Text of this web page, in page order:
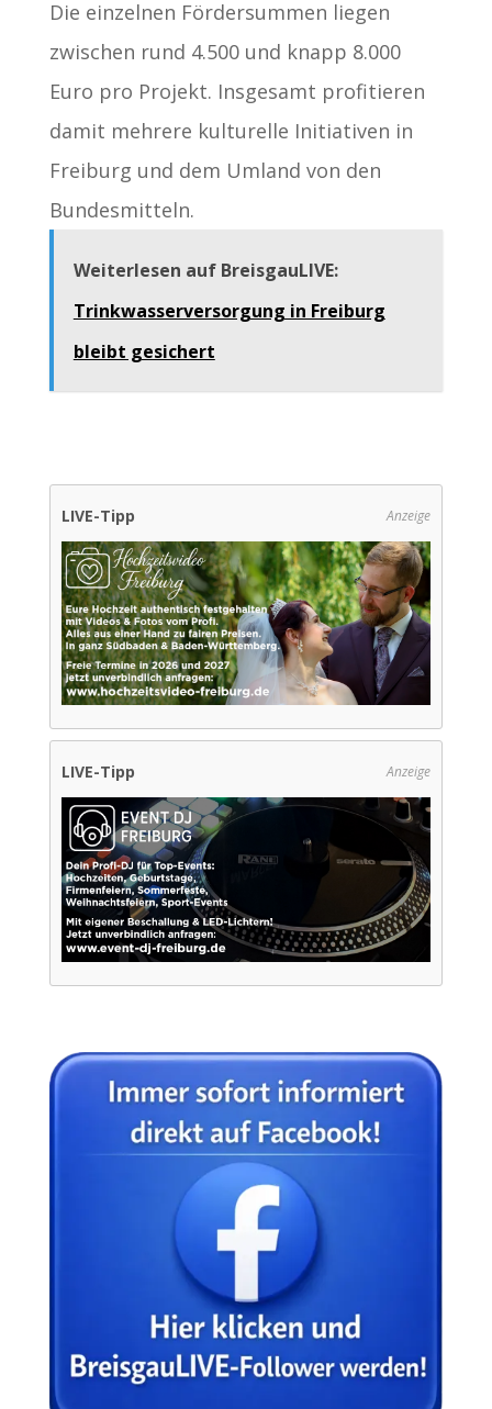
Die einzelnen Fördersummen liegen
zwischen rund 4.500 und knapp 8.000
Euro pro Projekt. Insgesamt profitieren
damit mehrere kulturelle Initiativen in
Freiburg und dem Umland von den
Bundesmitteln.
Weiterlesen auf BreisgauLIVE:
Trinkwasserversorgung in Freiburg
bleibt gesichert
LIVE-Tipp Anzeige
LIVE-Tipp Anzeige